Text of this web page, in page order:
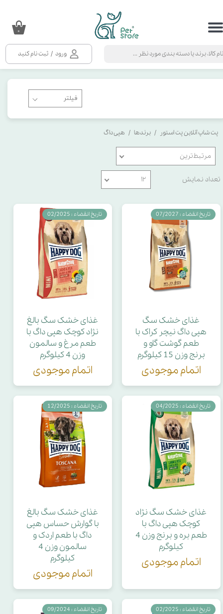
ورود / ثبت نام کنید
حساب کاربری من
سفارشات
۰
پت شاپ آنلاین پت استور برندها هپی داگ
مرتبط‌ترین
تعداد نمایش ۱۲
غذای خشک سگ
هپی داگ نیچر کراک با
طعم گوشت گاو و
برنج وزن 15 کیلوگرم
اتمام موجودی
تاریخ انقضاء : 07/2027
غذای خشک سگ بالغ
نژاد کوچک هپی داگ با
طعم مرغ و سالمون
وزن 4 کیلوگرم
اتمام موجودی
تاریخ انقضاء : 02/2025
غذای خشک سگ نژاد
کوچک هپی داگ با
طعم بره و برنج وزن 4
کیلوگرم
اتمام موجودی
تاریخ انقضاء : 04/2025
غذای خشک سگ بالغ
با گوارش حساس هپی
داگ با طعم اردک و
سالمون وزن 4
کیلوگرم
اتمام موجودی
تاریخ انقضاء : 12/2025
تاریخ انقضاء : 02/2025 تاریخ انقضاء : 09/2024